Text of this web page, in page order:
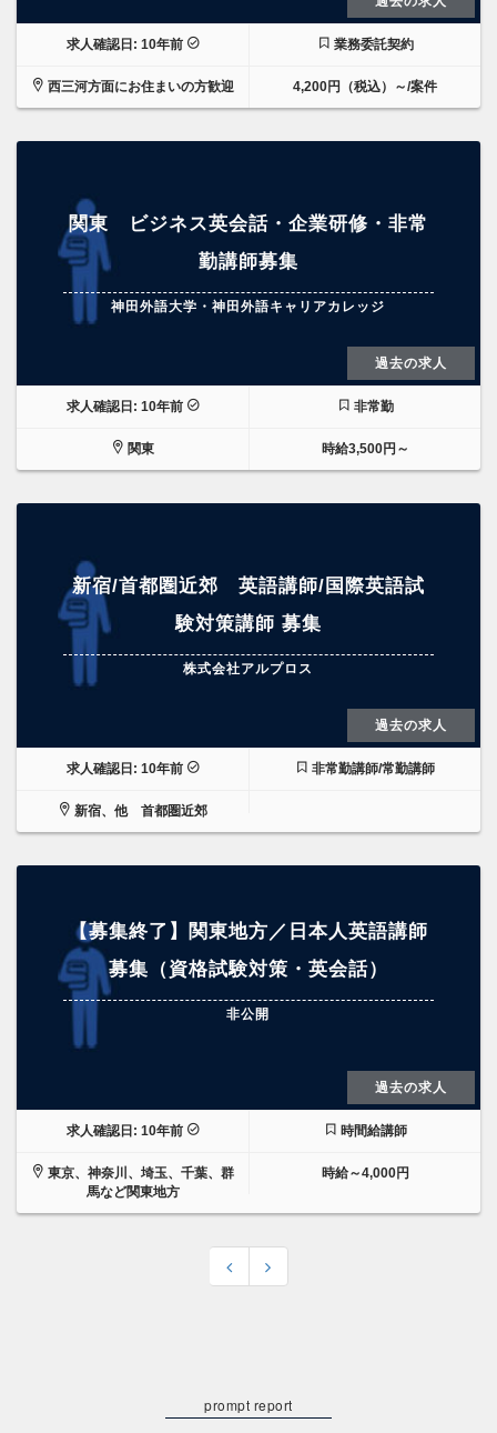
求人確認日: 10年前 業務委託契約
西三河方面にお住まいの方歓迎 4,200円（税込）～/案件
関東 ビジネス英会話・企業研修・非常
勤講師募集
神田外語大学・神田外語キャリアカレッジ
過去の求人
求人確認日: 10年前 非常勤
関東 時給3,500円～
新宿/首都圏近郊 英語講師/国際英語試
験対策講師 募集
株式会社アルプロス
過去の求人
求人確認日: 10年前 非常勤講師/常勤講師
新宿、他 首都圏近郊
【募集終了】関東地方／日本人英語講師
募集（資格試験対策・英会話）
非公開
過去の求人
求人確認日: 10年前 時間給講師
東京、神奈川、埼玉、千葉、群
馬など関東地方
時給～4,000円